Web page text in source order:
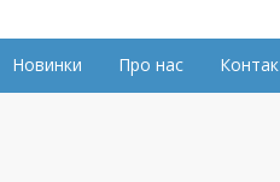
Новинки Про нас